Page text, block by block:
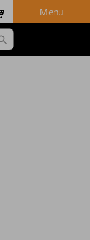
Menu